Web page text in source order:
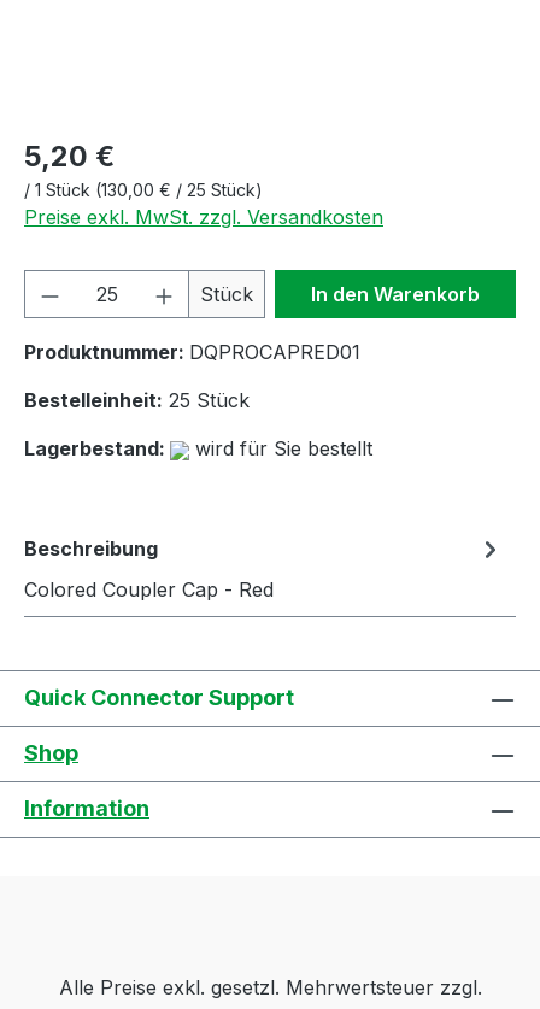
5,20 €
/ 1 Stück (130,00 € / 25 Stück)
Preise exkl. MwSt. zzgl. Versandkosten
Produkt Anzahl: Gib den
Stück In den Warenkorb
Produktnummer: DQPROCAPRED01
Bestelleinheit: 25 Stück
Lagerbestand:
wird für Sie bestellt
Beschreibung
Colored Coupler Cap - Red
Quick Connector Support
Shop
Information
Alle Preise exkl. gesetzl. Mehrwertsteuer zzgl.